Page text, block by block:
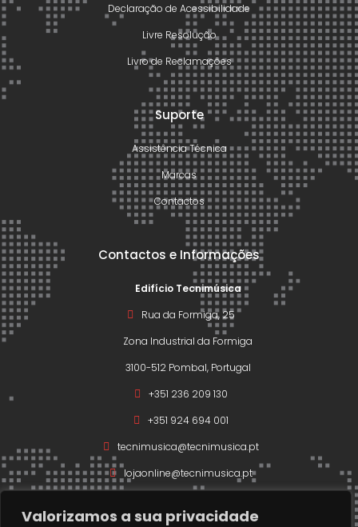
Valorizamos a sua privacidade
Declaração de Acessibilidade
Livre Resolução
Livro de Reclamações
Suporte
Assistência Técnica
Marcas
Contactos
Contactos e Informações
Edifício Tecnimúsica
Rua da Formiga, 25
Zona Industrial da Formiga
3100-512 Pombal, Portugal
+351 236 209 130
+351 924 694 001
tecnimusica@tecnimusica.pt
lojaonline@tecnimusica.pt